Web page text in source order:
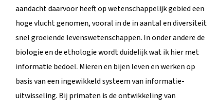
aandacht daarvoor heeft op wetenschappelijk gebied een
hoge vlucht genomen, vooral in de in aantal en diversiteit
snel groeiende levenswetenschappen. In onder andere de
biologie en de ethologie wordt duidelijk wat ik hier met
informatie bedoel. Mieren en bijen leven en werken op
basis van een ingewikkeld systeem van informatie-
uitwisseling. Bij primaten is de ontwikkeling van